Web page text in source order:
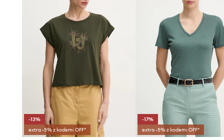
-13%
extra -5% z kodem: OFF*
-17%
extra -5% z kodem: OFF*